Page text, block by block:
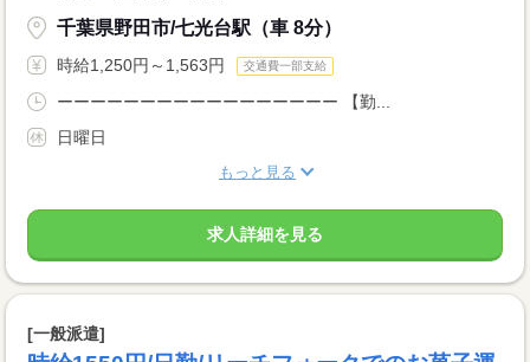
千葉県野田市/七光台駅（車 8分）
時給1,250円～1,563円 交通費一部支給
ーーーーーーーーーーーーーーーーー 【勤...
日曜日
もっと見る
求人詳細を見る
[一般派遣]